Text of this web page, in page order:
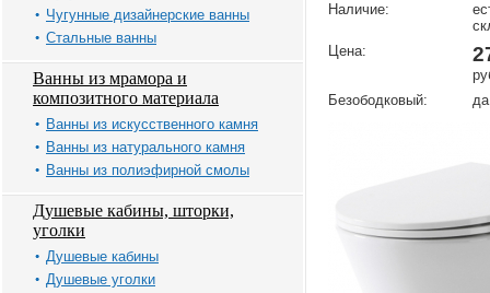
Чугунные дизайнерские ванны
Стальные ванны
Ванны из мрамора и
композитного материала
Ванны из искусственного камня
Ванны из натурального камня
Ванны из полиэфирной смолы
Душевые кабины, шторки,
уголки
Душевые кабины
Душевые уголки
Наличие:
Цена:
Безободковый:
да